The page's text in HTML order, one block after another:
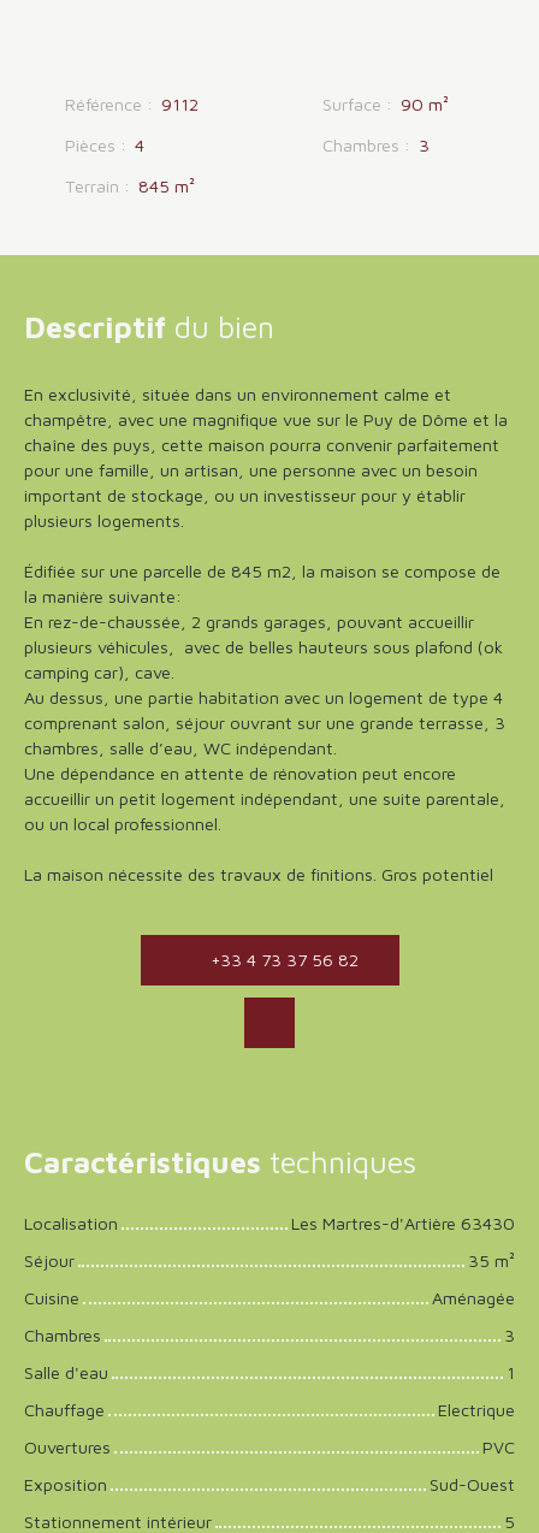
Référence : 9112 Surface : 90 m²
Pièces : 4 Chambres : 3
Terrain : 845 m²
Descriptif du bien
En exclusivité, située dans un environnement calme et
champêtre, avec une magnifique vue sur le Puy de Dôme et la
chaîne des puys, cette maison pourra convenir parfaitement
pour une famille, un artisan, une personne avec un besoin
important de stockage, ou un investisseur pour y établir
plusieurs logements.
Édifiée sur une parcelle de 845 m2, la maison se compose de
la manière suivante:
En rez-de-chaussée, 2 grands garages, pouvant accueillir
plusieurs véhicules, avec de belles hauteurs sous plafond (ok
camping car), cave.
Au dessus, une partie habitation avec un logement de type 4
comprenant salon, séjour ouvrant sur une grande terrasse, 3
chambres, salle d’eau, WC indépendant.
Une dépendance en attente de rénovation peut encore
accueillir un petit logement indépendant, une suite parentale,
ou un local professionnel.
La maison nécessite des travaux de finitions. Gros potentiel
+33 4 73 37 56 82
Caractéristiques techniques
Localisation
Les Martres-d'Artière 63430
Séjour
35 m²
Cuisine
Aménagée
Chambres
3
Salle d'eau
1
Chauffage
Electrique
Ouvertures
PVC
Exposition
Sud-Ouest
Stationnement intérieur
5